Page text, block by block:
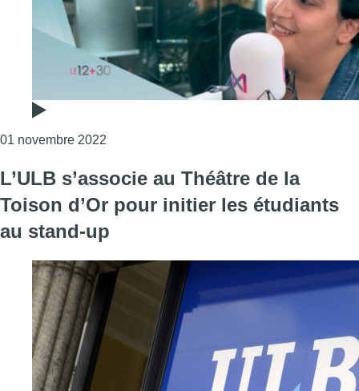
01 novembre 2022
L’ULB s’associe au Théâtre de la
Toison d’Or pour initier les étudiants
au stand-up